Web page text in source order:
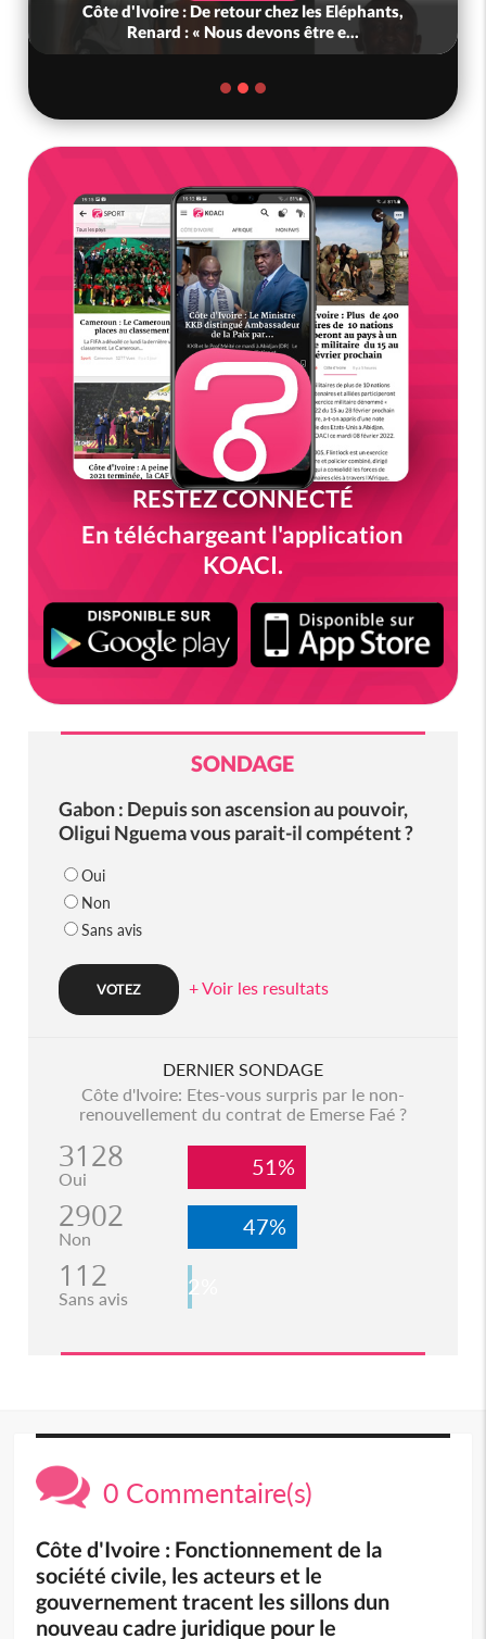
Côte d'Ivoire : De retour chez les Eléphants,
Renard : « Nous devons être e...
RESTEZ CONNECTÉ
En téléchargeant l'application
KOACI.
SONDAGE
Gabon : Depuis son ascension au pouvoir,
Oligui Nguema vous parait-il compétent ?
Oui
Non
Sans avis
+ Voir les resultats
DERNIER SONDAGE
Côte d'Ivoire: Etes-vous surpris par le non-
renouvellement du contrat de Emerse Faé ?
3128
Oui 51%
2902
Non 47%
112
Sans avis 2%
0 Commentaire(s)
Côte d'Ivoire : Fonctionnement de la
société civile, les acteurs et le
gouvernement tracent les sillons dun
nouveau cadre juridique pour le